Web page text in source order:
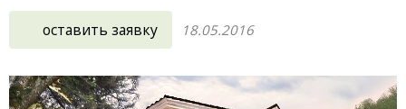
оставить заявку 18.05.2016